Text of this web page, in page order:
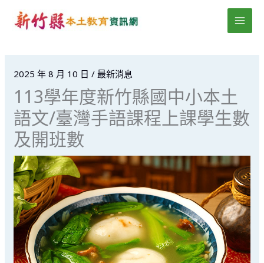
2025 年 8 月 10 日/最新消息
113學年度新竹縣國中小本土
語文/臺灣手語課程上課學生數
及開班數